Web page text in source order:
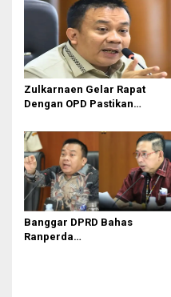
Zulkarnaen Gelar Rapat
Dengan OPD Pastikan
Banjir
Banggar DPRD Bahas
Ranperda